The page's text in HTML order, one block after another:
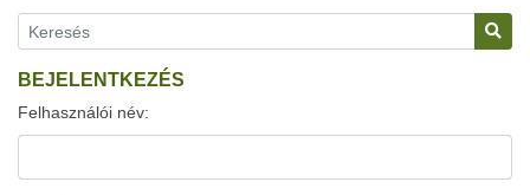
BEJELENTKEZÉS
Felhasználói név: